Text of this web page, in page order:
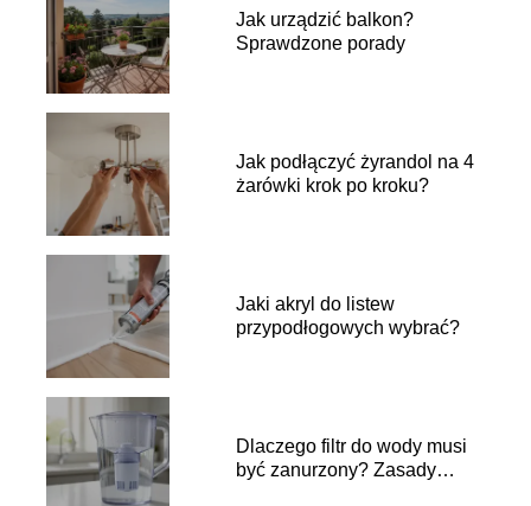
Jak urządzić balkon?
Sprawdzone porady
Jak podłączyć żyrandol na 4
żarówki krok po kroku?
Jaki akryl do listew
przypodłogowych wybrać?
Dlaczego filtr do wody musi
być zanurzony? Zasady